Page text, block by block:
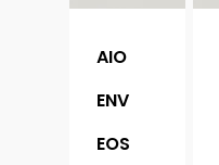
AIO
ENV
EOS